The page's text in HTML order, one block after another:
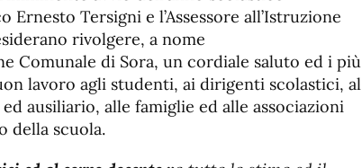
fuente
fuente.
Ernesto Tersigni e l’Assessore all’Istruzione
rivolgere, a nome
Comunale di Sora, un cordiale saluto ed i più
lavoro agli studenti, ai dirigenti scolastici, al
ausiliario, alle famiglie ed alle associazioni
della scuola.